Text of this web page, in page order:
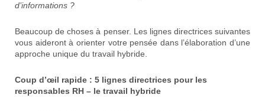
d’informations ?
Beaucoup de choses à penser. Les lignes directrices suivantes
vous aideront à orienter votre pensée dans l’élaboration d’une
approche unique du travail hybride.
Coup d’œil rapide : 5 lignes directrices pour les
responsables RH – le travail hybride